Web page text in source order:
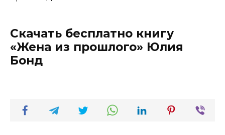
Скачать бесплатно книгу
«Жена из прошлого» Юлия
Бонд